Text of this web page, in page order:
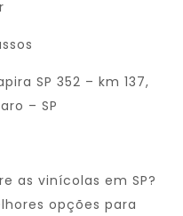
SP 352 – km 137,
– SP
as vinícolas em SP?
opções para